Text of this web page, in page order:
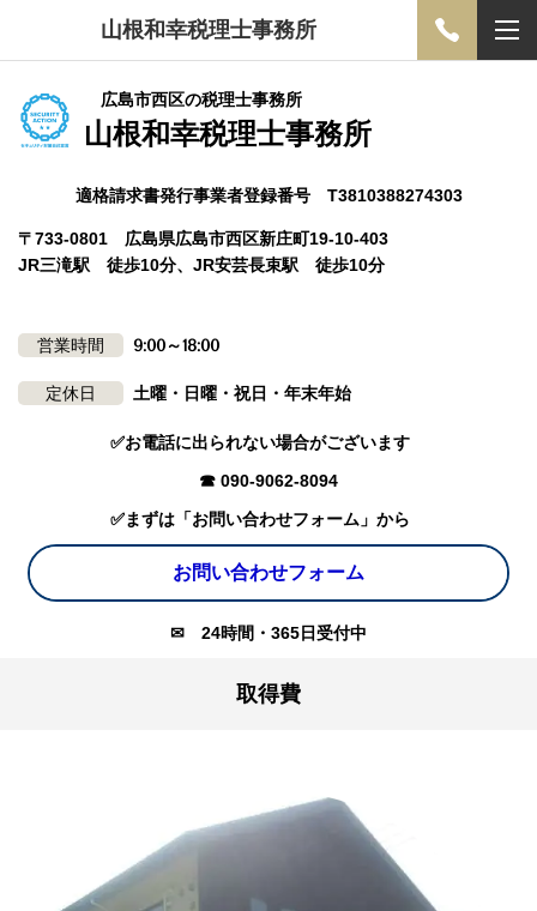
山根和幸税理士事務所
広島市西区の税理士事務所
山根和幸税理士事務所
適格請求書発行事業者登録番号 T3810388274303
〒733-0801 広島県広島市西区新庄町19-10-403
JR三滝駅 徒歩10分、JR安芸長束駅 徒歩10分
営業時間 9:00～18:00
定休日 土曜・日曜・祝日・年末年始
✅お電話に出られない場合がございます
☎ 090-9062-8094
✅まずは「お問い合わせフォーム」から
お問い合わせフォーム
✉ 24時間・365日受付中
取得費